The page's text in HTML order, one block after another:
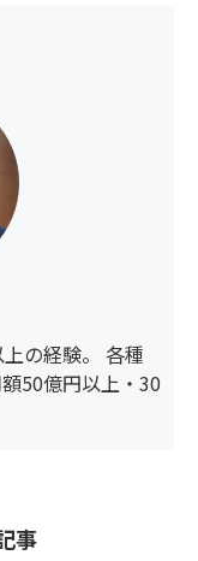
の経験。 各種
50億円以上・30
事